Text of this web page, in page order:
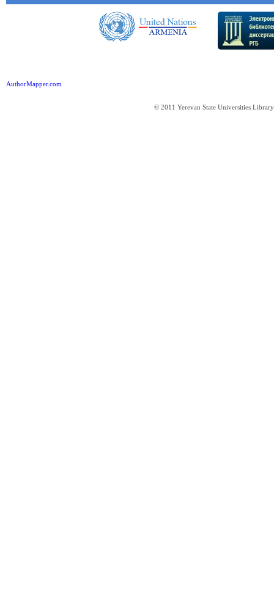
AuthorMapper.com
© 2011 Yerevan State Universities